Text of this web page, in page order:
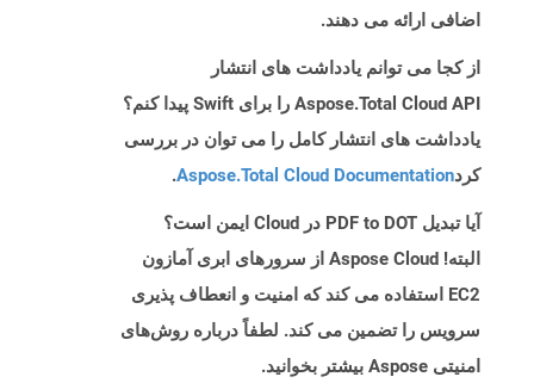
اضافی ارائه می دهند.
از کجا می توانم یادداشت های انتشار
Aspose.Total Cloud API را برای Swift پیدا کنم؟
یادداشت های انتشار کامل را می توان در بررسی
کردAspose.Total Cloud Documentation
.
آیا تبدیل PDF to DOT در Cloud ایمن است؟
البته! Aspose Cloud از سرورهای ابری آمازون
EC2 استفاده می کند که امنیت و انعطاف پذیری
سرویس را تضمین می کند. لطفاً درباره روش‌های
امنیتی Aspose بیشتر بخوانید.